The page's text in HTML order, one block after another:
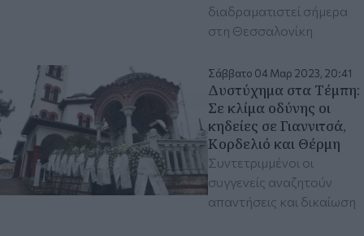
διαδραματιστεί σήμερα
στη Θεσσαλονίκη
Σάββατο 04 Μαρ 2023, 20:41
Δυστύχημα στα Τέμπη:
Σε κλίμα οδύνης οι
κηδείες σε Γιαννιτσά,
Κορδελιό και Θέρμη
Συντετριμμένοι οι
συγγενείς αναζητούν
απαντήσεις και δικαίωση